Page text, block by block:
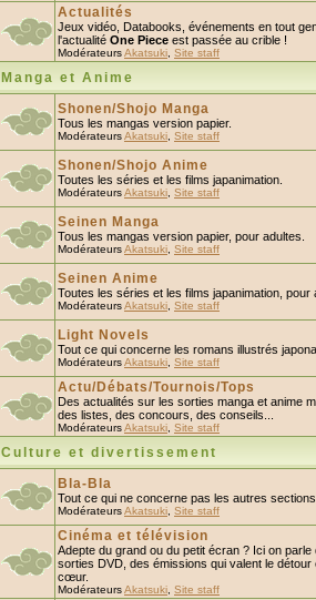
Actualités
Jeux vidéo, Databooks, événements en tout
l'actualité One Piece est passée au crible !
ModérateursAkatsuki Site staff
Manga et Anime
Shonen/Shojo Manga
Tous les mangas version papier.
ModérateursAkatsuki Site staff
Shonen/Shojo Anime
Toutes les séries et les films japanimation.
ModérateursAkatsuki Site staff
Seinen Manga
Tous les mangas version papier, pour adultes.
ModérateursAkatsuki Site staff
Seinen Anime
Toutes les séries et les films japanimation, pour
ModérateursAkatsuki Site staff
Light Novels
Tout ce qui concerne les romans illustrés
ModérateursAkatsuki Site staff
Actu/Débats/Tournois/Tops
Des actualités sur les sorties manga et anime
des listes, des concours, des conseils...
ModérateursAkatsuki Site staff
Culture et divertissement
Bla-Bla
Tout ce qui ne concerne pas les autres sections.
ModérateursAkatsuki Site staff
Cinéma et télévision
Adepte du grand ou du petit écran ? Ici on
sorties DVD, des émissions qui valent le
cœur.
ModérateursAkatsuki Site staff